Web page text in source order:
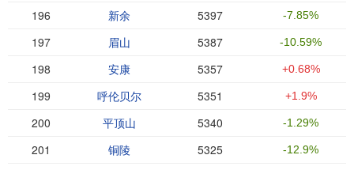
196 新余 5397 -7.85%
197 眉山 5387 -10.59%
198 安康 5357 +0.68%
199 呼伦贝尔 5351 +1.9%
200 平顶山 5340 -1.29%
201 铜陵 5325 -12.9%